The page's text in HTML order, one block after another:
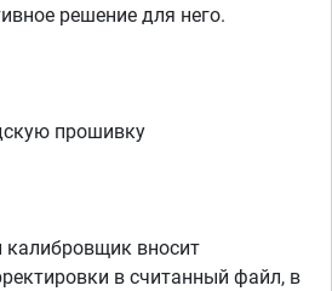
решение для него.
прошивку
вносит
в считанный файл, в